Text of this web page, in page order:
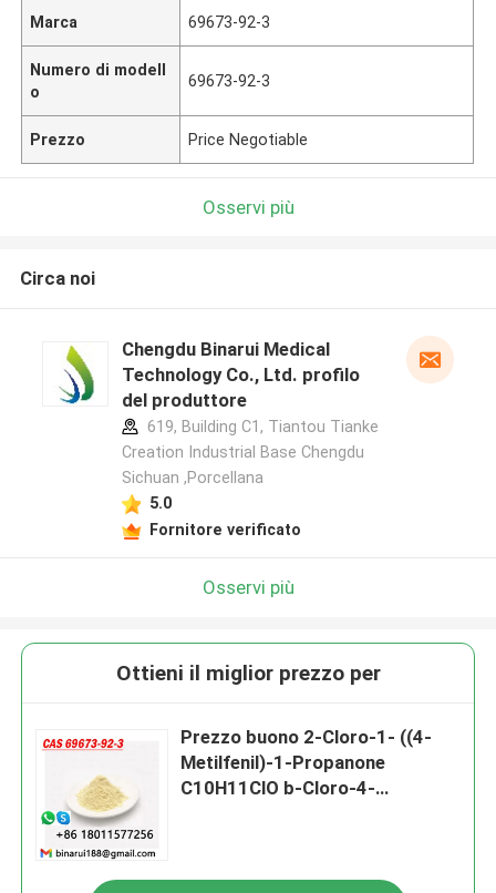
Marca 69673-92-3
Numero di modell
o
69673-92-3
Prezzo Price Negotiable
Osservi più
Circa noi
Chengdu Binarui Medical
Technology Co., Ltd. profilo
del produttore
619, Building C1, Tiantou Tianke
Creation Industrial Base Chengdu
Sichuan ,Porcellana
5.0
Fornitore verificato
Osservi più
Ottieni il miglior prezzo per
Prezzo buono 2-Cloro-1- ((4-
Metilfenil)-1-Propanone
C10H11ClO b-Cloro-4-